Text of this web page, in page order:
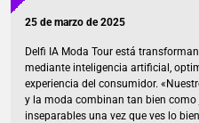
25 de marzo de 2025
Delfi IA Moda Tour está
mediante inteligencia artificial,
experiencia del consumidor.
y la moda combinan tan bien como
inseparables una vez que ves lo